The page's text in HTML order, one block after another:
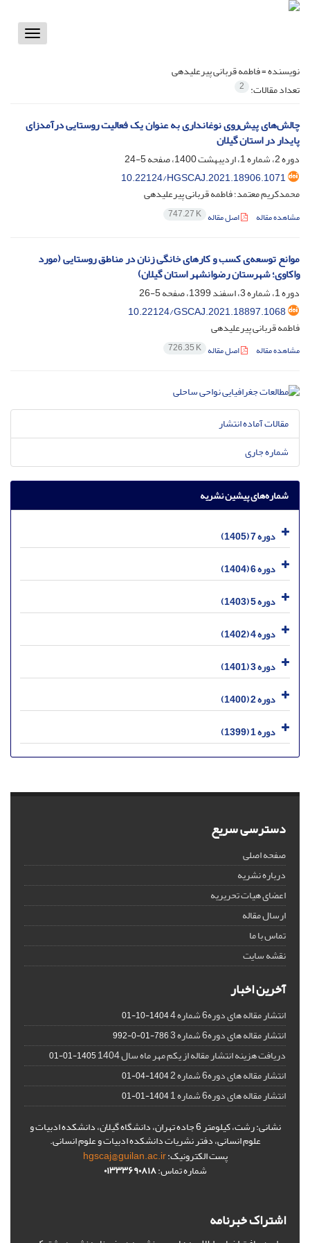
Toggle
نویسنده =فاطمه قربانی پیرعلیدهی
تعداد مقالات: 2
چالش‌های پیش‌روی نوغانداری به عنوان یک فعالیت روستایی درآمدزای
پایدار در استان گیلان
دوره 2، شماره 1، اردیبهشت 1400، صفحه
5-24
10.22124/HGSCAJ.2021.18906.1071
محمدکریم معتمد؛ فاطمه قربانی پیرعلیدهی
مشاهده مقاله اصل مقاله 747.27 K
موانع توسعه‌ی کسب و کارهای خانگی زنان در مناطق روستایی (مورد
واکاوی؛ شهرستان رضوانشهر استان گیلان)
دوره 1، شماره 3، اسفند 1399، صفحه
5-26
10.22124/GSCAJ.2021.18897.1068
فاطمه قربانی پیرعلیدهی
مشاهده مقاله اصل مقاله 726.35 K
مقالات آماده انتشار
شماره جاری
شماره‌های پیشین نشریه
دوره 7 (1405)
دوره 6 (1404)
دوره 5 (1403)
دوره 4 (1402)
دوره 3 (1401)
دوره 2 (1400)
دوره 1 (1399)
دسترسی سریع
صفحه اصلی
درباره نشریه
اعضای هیات تحریریه
ارسال مقاله
تماس با ما
نقشه سایت
آخرین اخبار
انتشار مقاله های دوره6 شماره 4 1404-10-01
انتشار مقاله های دوره6 شماره 3 786-01-0-992
دریافت هزینه انتشار مقاله از یکم مهر ماه سال 1404 1405-01-01
انتشار مقاله های دوره6 شماره 2 1404-04-01
انتشار مقاله های دوره6 شماره 1 1404-01-01
نشانی: رشت، کیلومتر 6 جاده تهران، دانشگاه گیلان، دانشکده ادبیات و
علوم انسانی، دفتر نشریات دانشکده ادبیات و علوم انسانی.
پست الکترونیک:hgscaj@guilan.ac.ir
شماره تماس:۰۱۳۳۳۶۹۰۸۱۸
اشتراک خبرنامه